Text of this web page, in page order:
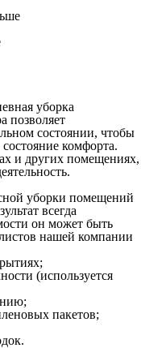
уборка
позволяет
состоянии, чтобы
комфорта.
и других помещениях,
уборки помещений
всегда
он может быть
нашей компании
(используется
пакетов;